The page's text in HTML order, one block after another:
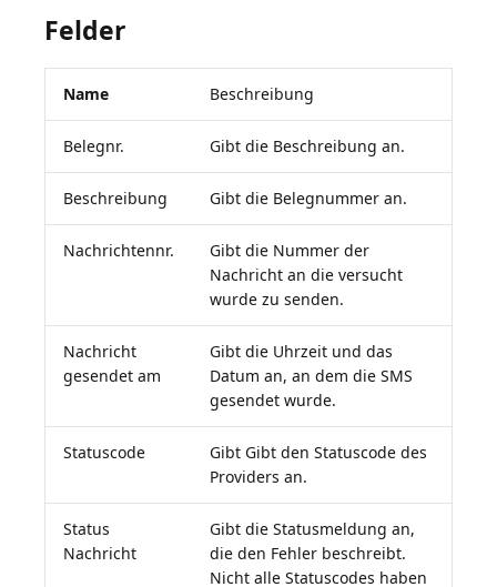
Felder
Name Beschreibung
Belegnr. Gibt die Beschreibung an.
Beschreibung Gibt die Belegnummer an.
Nachrichtennr.
Gibt die Nummer der
Nachricht an die versucht
wurde zu senden.
Nachricht
gesendet am
Gibt die Uhrzeit und das
Datum an, an dem die SMS
gesendet wurde.
Statuscode
Gibt Gibt den Statuscode des
Providers an.
Status
Nachricht
Gibt die Statusmeldung an,
die den Fehler beschreibt.
Nicht alle Statuscodes haben